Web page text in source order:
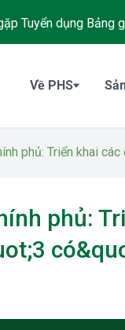
Tuyển dụng Bảng
Về PHS
phủ: Triển khai
phủ: